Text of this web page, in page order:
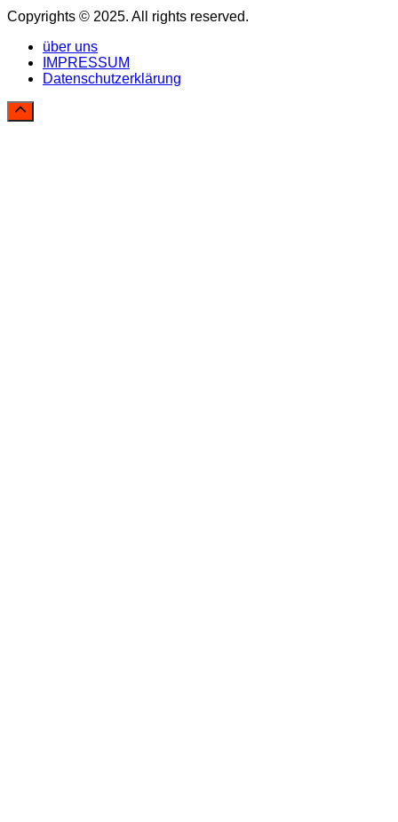
Copyrights © 2025. All rights reserved.
über uns
IMPRESSUM
Datenschutzerklärung